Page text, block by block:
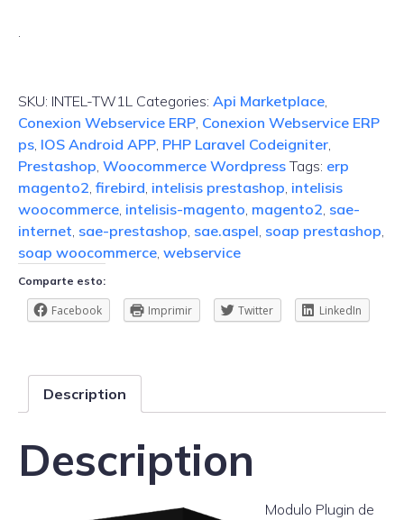
SKU: INTEL-TW1L Categories: Api Marketplace
Conexion Webservice ERP Conexion Webservice ERP
ps IOS Android APP PHP Laravel Codeigniter
Prestashop Woocommerce Wordpress Tags: erp
magento2 firebird intelisis prestashop intelisis
woocommerce intelisis-magento magento2 sae-
internet sae-prestashop sae.aspel soap prestashop
soap woocommerce webservice
Comparte esto:
Facebook Imprimir Twitter LinkedIn
Description
Description
Modulo Plugin de